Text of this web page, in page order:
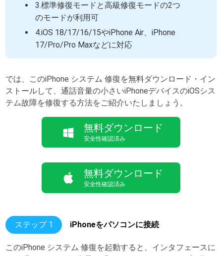
3.標準修復モードと高級修復モードの2つ
のモードが利用可
4.iOS 18/17/16/15やiPhone Air、iPhone
17/Pro/Pro Maxなどに対応
では、このiPhone システム 修復を無料ダウンロード・イン
ストールして、通話音量の小さいiPhoneデバイスのiOSシス
テム故障を修復する方法をご紹介いたしましょう。
ステップ 1 iPhoneをパソコンに接続
このiPhone システム 修復を起動すると、インタフェースに